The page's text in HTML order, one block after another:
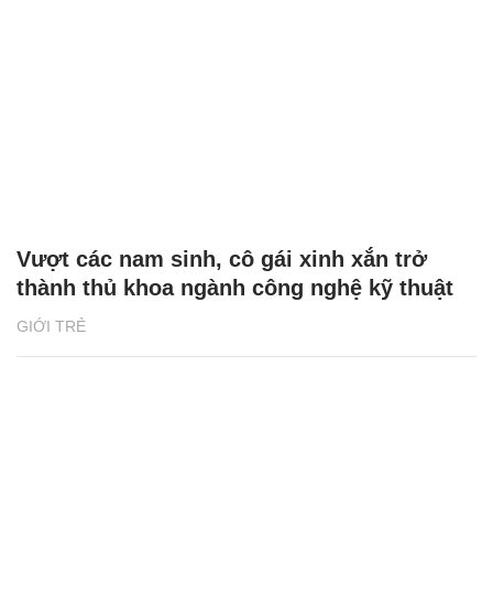
GIỚI TRẺ
Vượt các nam sinh, cô gái xinh xắn trở
thành thủ khoa ngành công nghệ kỹ thuật